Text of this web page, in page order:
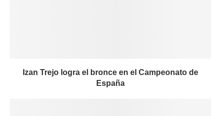
Izan Trejo logra el bronce en el Campeonato de
España